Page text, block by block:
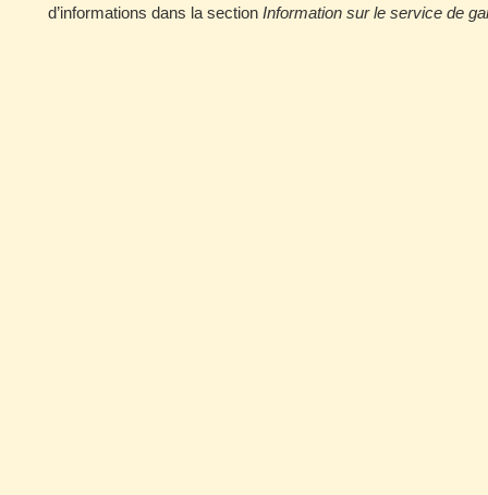
d’informations dans la section Information sur le service de